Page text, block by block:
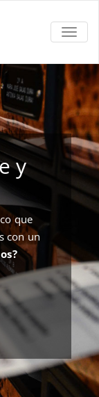
y
que
con un